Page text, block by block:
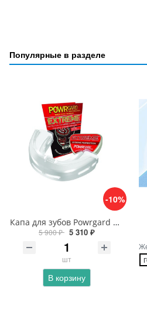
Популярные в разделе
-10%
Капа для зубов Powrgard Extreme
5 900 ₽ 5 310 ₽
шт
В корзину